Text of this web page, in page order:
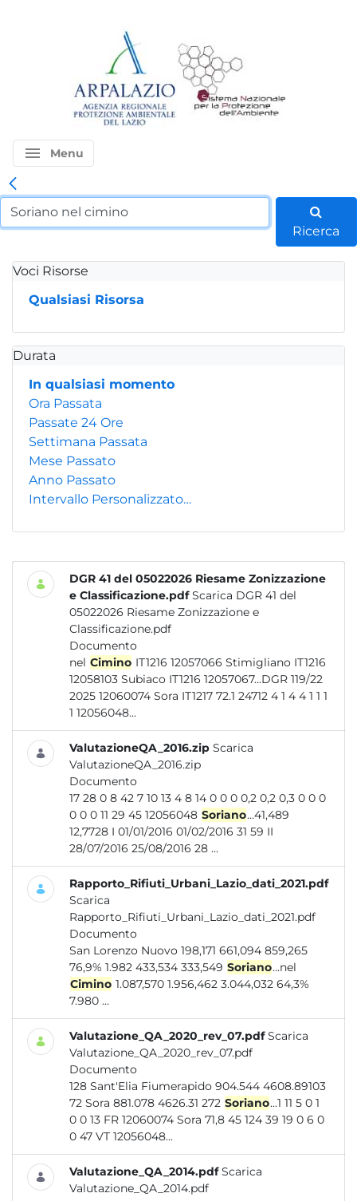
menu Menu
Ricerca
Voci Risorse
Qualsiasi Risorsa
Durata
In qualsiasi momento
Ora Passata
Passate 24 Ore
Settimana Passata
Mese Passato
Anno Passato
Intervallo Personalizzato…
DGR 41 del 05022026 Riesame Zonizzazione
e Classificazione.pdf Scarica DGR 41 del
05022026 Riesame Zonizzazione e
Classificazione.pdf
Documento
nel Cimino
12058103 Subiaco IT1216 12057067...DGR 119/22
2025 12060074 Sora IT1217 72.1 24712 4 1 4 4 1 1 1
1 12056048...
ValutazioneQA_2016.zip Scarica
ValutazioneQA_2016.zip
Documento
17 28 0 8 42 7 10 13 4 8 14 0 0 0 0,2 0,2 0,3 0 0 0
0 0 0 11 29 45 12056048 Soriano...41,489
12,7728 I 01/01/2016 01/02/2016 31 59 II
28/07/2016 25/08/2016 28 ...
Rapporto_Rifiuti_Urbani_Lazio_dati_2021.pdf
Scarica
Rapporto_Rifiuti_Urbani_Lazio_dati_2021.pdf
Documento
San Lorenzo Nuovo 198,171 661,094 859,265
76,9% 1.982 433,534 333,549 Soriano...nel
Cimino 1.087,570 1.956,462 3.044,032 64,3%
7.980 ...
Valutazione_QA_2020_rev_07.pdf Scarica
Valutazione_QA_2020_rev_07.pdf
Documento
128 Sant'Elia Fiumerapido 904.544 4608.89103
72 Sora 881.078 4626.31 272 Soriano...1 11 5 0 1
0 0 13 FR 12060074 Sora 71,8 45 124 39 19 0 6 0
0 47 VT 12056048...
Valutazione_QA_2014.pdf Scarica
Valutazione_QA_2014.pdf